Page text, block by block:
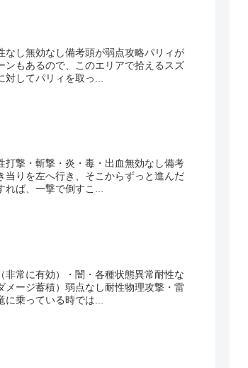
し無効なし備考頭が弱点攻略パリィが
もあるので、このエリアで拾えるスズ
してパリィを取っ...
撃・斬撃・炎・毒・出血無効なし備考
りを左へ行き、そこからずっと進んだ
れば、一撃で倒すこ...
常に有効）・闇・各種状態異常耐性な
メージ蓄積）弱点なし耐性物理攻撃・雷
乗っている時では...